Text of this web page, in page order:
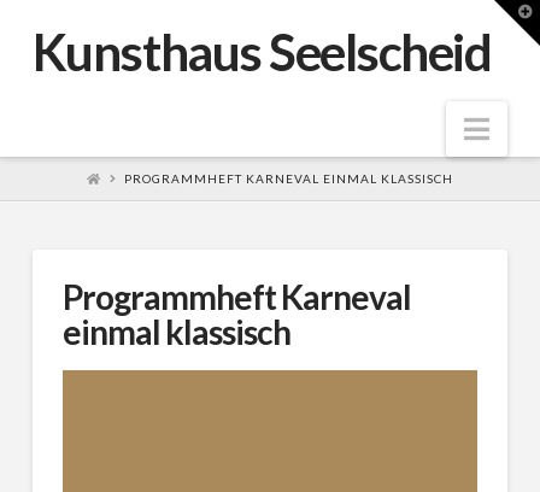
Kunsthaus
Kunsthaus Seelscheid
PROGRAMMHEFT KARNEVAL EINMAL KLASSISCH
Programmheft Karneval
einmal klassisch